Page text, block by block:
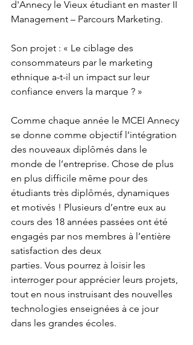
d'Annecy le Vieux étudiant en master II
Management – Parcours Marketing.
Son projet : « Le ciblage des
consommateurs par le marketing
ethnique a-t-il un impact sur leur
confiance envers la marque ? »
Comme chaque année le MCEI Annecy
se donne comme objectif l’intégration
des nouveaux diplômés dans le
monde de l’entreprise. Chose de plus
en plus difficile même pour des
étudiants très diplômés, dynamiques
et motivés ! Plusieurs d’entre eux au
cours des 18 années passées ont été
engagés par nos membres à l’entière
satisfaction des deux
parties. Vous pourrez à loisir les
interroger pour apprécier leurs projets,
tout en nous instruisant des nouvelles
technologies enseignées à ce jour
dans les grandes écoles.